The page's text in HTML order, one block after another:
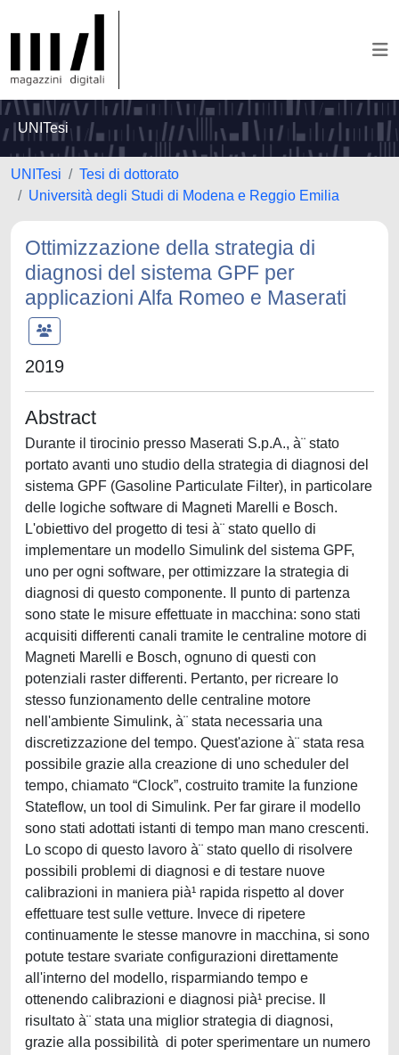
UNITesi
UNITesi
Tesi di dottorato
Università degli Studi di Modena e Reggio Emilia
Ottimizzazione della strategia di
diagnosi del sistema GPF per
applicazioni Alfa Romeo e Maserati
2019
Abstract
Durante il tirocinio presso Maserati S.p.A., à¨ stato
portato avanti uno studio della strategia di diagnosi del
sistema GPF (Gasoline Particulate Filter), in particolare
delle logiche software di Magneti Marelli e Bosch.
L'obiettivo del progetto di tesi à¨ stato quello di
implementare un modello Simulink del sistema GPF,
uno per ogni software, per ottimizzare la strategia di
diagnosi di questo componente. Il punto di partenza
sono state le misure effettuate in macchina: sono stati
acquisiti differenti canali tramite le centraline motore di
Magneti Marelli e Bosch, ognuno di questi con
potenziali raster differenti. Pertanto, per ricreare lo
stesso funzionamento delle centraline motore
nell'ambiente Simulink, à¨ stata necessaria una
discretizzazione del tempo. Quest'azione à¨ stata resa
possibile grazie alla creazione di uno scheduler del
tempo, chiamato “Clock”, costruito tramite la funzione
Stateflow, un tool di Simulink. Per far girare il modello
sono stati adottati istanti di tempo man mano crescenti.
Lo scopo di questo lavoro à¨ stato quello di risolvere
possibili problemi di diagnosi e di testare nuove
calibrazioni in maniera pià¹ rapida rispetto al dover
effettuare test sulle vetture. Invece di ripetere
continuamente le stesse manovre in macchina, si sono
potute testare svariate configurazioni direttamente
all'interno del modello, risparmiando tempo e
ottenendo calibrazioni e diagnosi pià¹ precise. Il
risultato à¨ stata una miglior strategia di diagnosi,
grazie alla possibilità di poter sperimentare un numero